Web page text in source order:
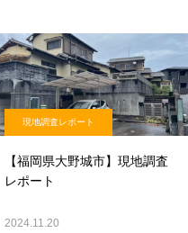
現地調査レポート
【福岡県大野城市】現地調査
レポート
2024.11.20